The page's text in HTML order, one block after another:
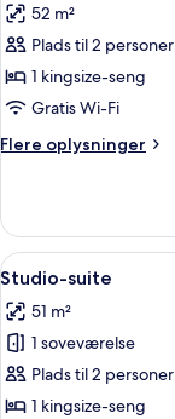
billeder
af
CORNER
SUITE
52 m²
Plads til 2 personer
1 kingsize-seng
Gratis Wi-Fi
Flere oplysninger
Flere
SUITE
Indlæs
alle
billeder
af
Studio-
suite
4
Studio-suite
51 m²
1 soveværelse
Plads til 2 personer
1 kingsize-seng